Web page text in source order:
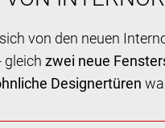
von den neuen
gleich zwei neue
Designertüren